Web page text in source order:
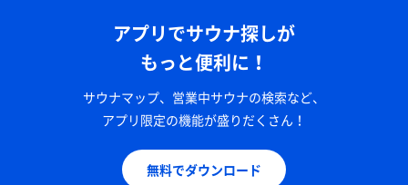
アプリでサウナ探しが
もっと便利に！
サウナマップ、営業中サウナの検索など、
アプリ限定の機能が盛りだくさん！
無料でダウンロード